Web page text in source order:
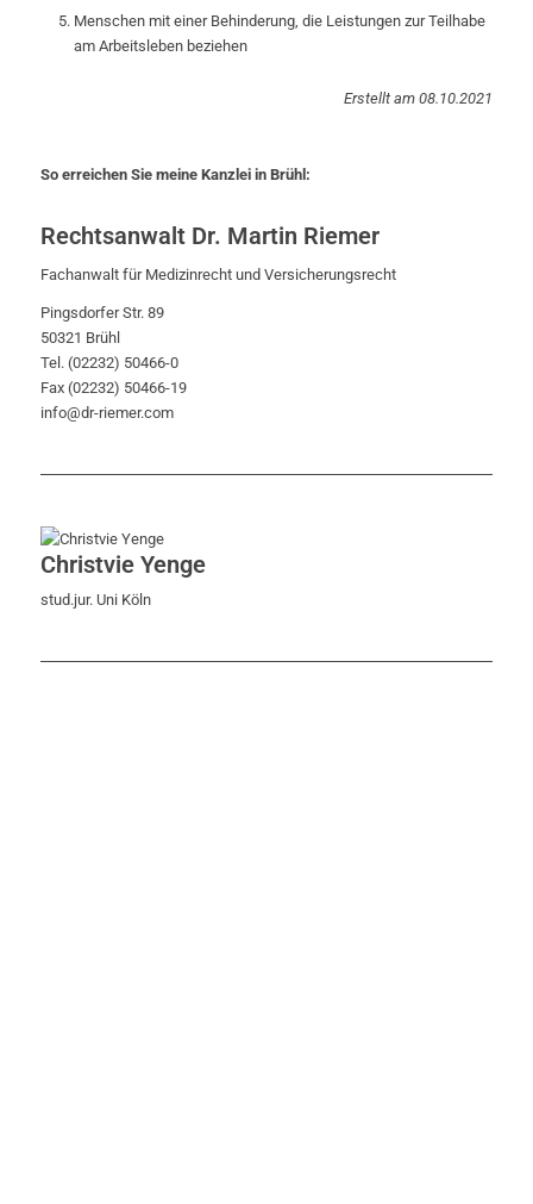
Menschen mit einer Behinderung, die Leistungen zur Teilhabe
am Arbeitsleben beziehen
Erstellt am 08.10.2021
So erreichen Sie meine Kanzlei in Brühl:
Rechtsanwalt Dr. Martin Riemer
Fachanwalt für Medizinrecht und Versicherungsrecht
Pingsdorfer Str. 89
50321 Brühl
Tel. (02232) 50466-0
Fax (02232) 50466-19
info@dr-riemer.com
Christvie Yenge
stud.jur. Uni Köln